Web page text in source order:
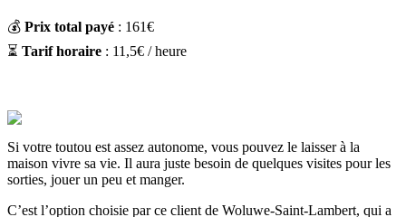
💰 Prix total payé : 161€
⏳ Tarif horaire : 11,5€ / heure
Si votre toutou est assez autonome, vous pouvez le laisser à la
maison vivre sa vie. Il aura juste besoin de quelques visites pour les
sorties, jouer un peu et manger.
C’est l’option choisie par ce client de Woluwe-Saint-Lambert, qui a